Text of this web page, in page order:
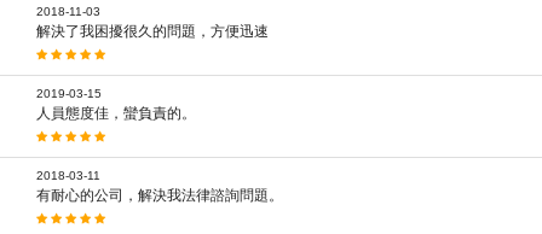
2018-11-03
解決了我困擾很久的問題，方便迅速
2019-03-15
人員態度佳，蠻負責的。
2018-03-11
有耐心的公司，解決我法律諮詢問題。